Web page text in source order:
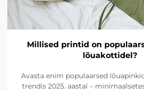
Millised printid on
lõuakottidel?
Avasta enim populaarsed
trendis 2025. aastal –